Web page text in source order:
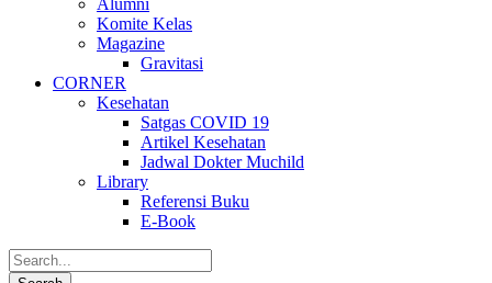
Alumni
Komite Kelas
Magazine
Gravitasi
CORNER
Kesehatan
Satgas COVID 19
Artikel Kesehatan
Jadwal Dokter Muchild
Library
Referensi Buku
E-Book